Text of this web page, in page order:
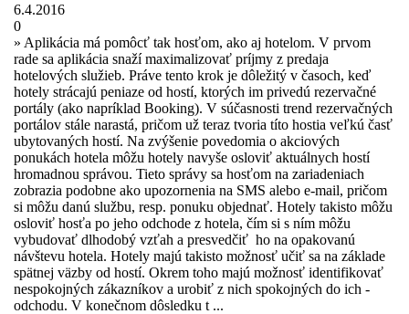
6.4.2016
0
» Aplikácia má pomôcť tak hosťom, ako aj ­hotelom. V prvom
rade sa aplikácia snaží maximalizovať príjmy z predaja
hotelových služieb. Práve tento krok je dôležitý v časoch, keď
hotely strácajú peniaze od hostí, ktorých im privedú rezervačné
portály (ako napríklad Booking). V súčasnosti trend rezervačných
portálov stále narastá, pričom už teraz tvoria títo hostia veľkú časť
ubytovaných hostí. Na zvýšenie povedomia o akciových
ponukách hotela môžu hotely navyše osloviť aktuálnych hostí
hromadnou správou. Tieto správy sa hosťom na zariadeniach
zobrazia podobne ako upozornenia na SMS alebo e-mail, pričom
si môžu danú službu, resp. ponuku objednať. Hotely takisto môžu
osloviť hosťa po jeho odchode z hotela, čím si s ním môžu
vybudovať dlhodobý vzťah a presvedčiť ho na opakovanú
návštevu hotela. Hotely majú takisto možnosť učiť sa na základe
spätnej väzby od hostí. Okrem toho majú možnosť identifikovať
nespokojných zákazníkov a urobiť z nich spokojných do ich ­
odchodu. V konečnom dôsledku t ...